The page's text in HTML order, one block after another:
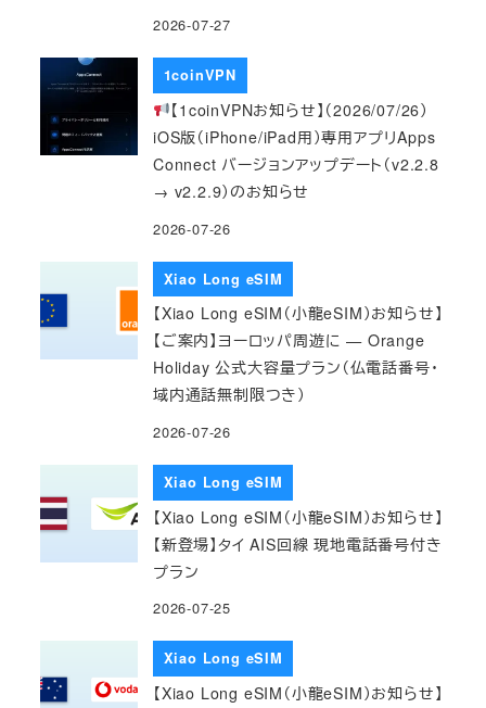
2026-07-27
1coinVPN
【1coinVPNお知らせ】（2026/07/26）
iOS版（iPhone/iPad用）専用アプリApps
Connect バージョンアップデート（v2.2.8
→ v2.2.9）のお知らせ
2026-07-26
Xiao Long eSIM
【Xiao Long eSIM（小龍eSIM）お知らせ】
【ご案内】ヨーロッパ周遊に — Orange
Holiday 公式大容量プラン（仏電話番号・
域内通話無制限つき）
2026-07-26
Xiao Long eSIM
【Xiao Long eSIM（小龍eSIM）お知らせ】
【新登場】タイ AIS回線 現地電話番号付き
プラン
2026-07-25
Xiao Long eSIM
【Xiao Long eSIM（小龍eSIM）お知らせ】